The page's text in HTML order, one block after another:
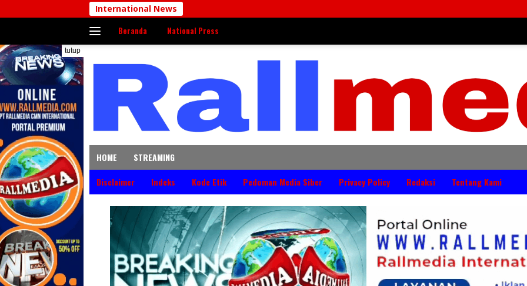
ke
International News DPRD Jembrana
Beranda National Press
tutup
HOME
STREAMING
Disclaimer
Indeks Kode Etik Pedoman Media Siber Privacy Policy Redaksi Tentang Kami